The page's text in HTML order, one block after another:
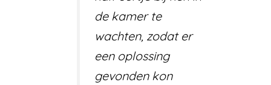
de kamer te
wachten, zodat er
een oplossing
gevonden kon